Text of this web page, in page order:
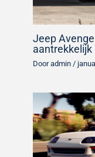
Jeep
aantrekkelijk
Door admin /